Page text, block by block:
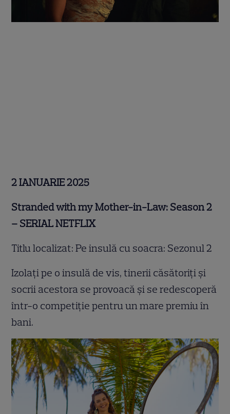
2 IANUARIE 2025
Stranded with my Mother-in-Law: Season 2
– SERIAL NETFLIX
Titlu localizat: Pe insulă cu soacra: Sezonul 2
Izolați pe o insulă de vis, tinerii căsătoriți și
socrii acestora se provoacă și se redescoperă
într-o competiție pentru un mare premiu în
bani.